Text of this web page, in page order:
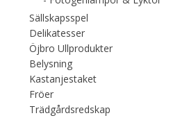
Sällskapsspel
Delikatesser
Öjbro Ullprodukter
Belysning
Kastanjestaket
Fröer
Trädgårdsredskap